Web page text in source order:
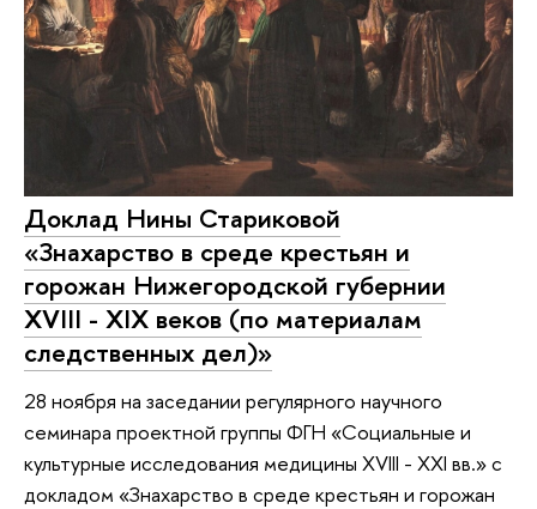
Доклад Нины Стариковой
«Знахарство в среде крестьян и
горожан Нижегородской губернии
XVIII - XIX веков (по материалам
следственных дел)»
28 ноября на заседании регулярного научного
семинара проектной группы ФГН «Социальные и
культурные исследования медицины XVIII - XXI вв.» с
докладом «Знахарство в среде крестьян и горожан